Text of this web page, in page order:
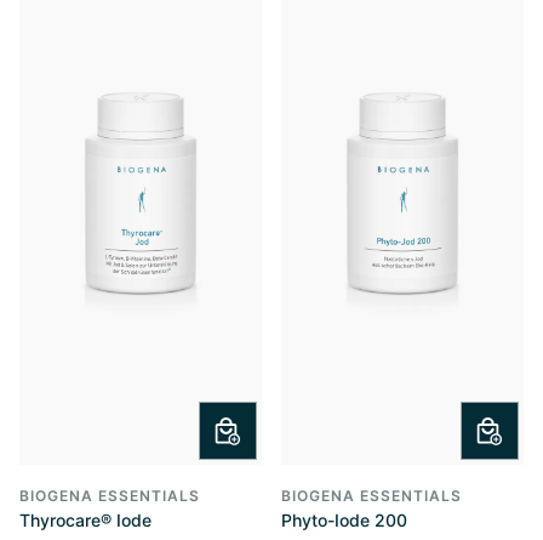
BIOGENA ESSENTIALS
Thyrocare® Iode
BIOGENA ESSENTIALS
Phyto-Iode 200